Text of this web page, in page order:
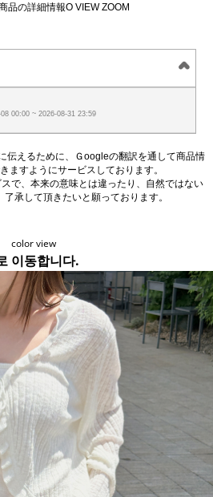
品の詳細情報O VIEW ZOOM
00:00 ~ 2026-08-31 23:59
伝えるために、Ｇoogleの翻訳を通して商品情
ますようにサービスしております。
で、本来の意味とは違ったり、自然ではない
承して頂きたいと願っております。
color view
이동합니다.